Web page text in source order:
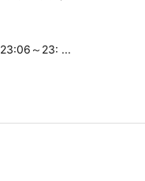
～23: ...